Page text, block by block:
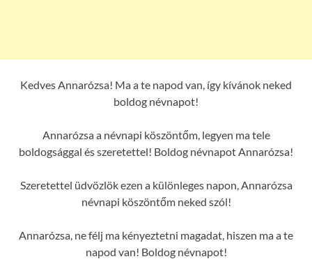
Kedves Annarózsa! Ma a te napod van, így kívánok neked
boldog névnapot!
Annarózsa a névnapi köszöntőm, legyen ma tele
boldogsággal és szeretettel! Boldog névnapot Annarózsa!
Szeretettel üdvözlök ezen a különleges napon, Annarózsa
névnapi köszöntőm neked szól!
Annarózsa, ne félj ma kényeztetni magadat, hiszen ma a te
napod van! Boldog névnapot!